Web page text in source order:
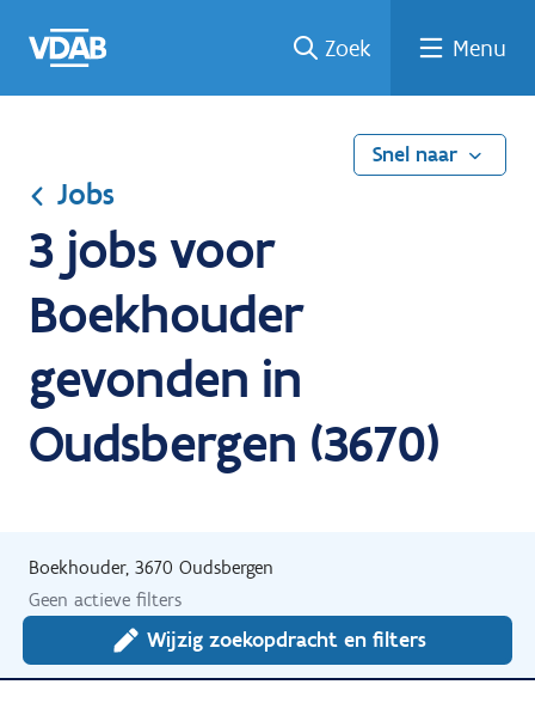
naar
een
een
job
naar
Zoek Menu
Snel naar
Jobs
3 jobs voor
Boekhouder
gevonden in
Oudsbergen (3670)
Boekhouder, 3670 Oudsbergen
Geen actieve filters
Wijzig zoekopdracht en filters